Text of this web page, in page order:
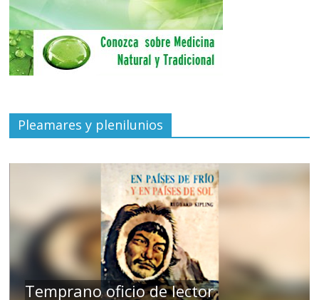
Pleamares y plenilunios
Temprano oficio de lector